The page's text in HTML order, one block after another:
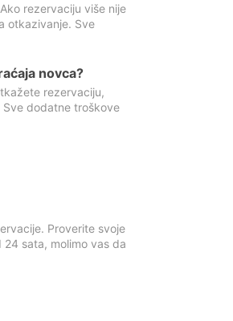
rezervaciju više nije
otkazivanje. Sve
novca?
rezervaciju,
dodatne troškove
Proverite svoje
sata, molimo vas da